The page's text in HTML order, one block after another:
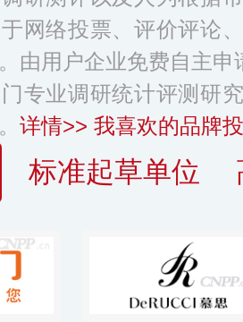
网络投票、评价评论
由用户企业免费自主
专业调研统计评测研
详情>> 我喜欢的品牌
标准起草单位